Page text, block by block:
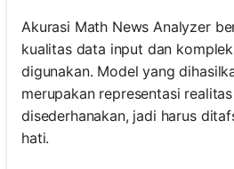
Akurasi Math News Analyzer
kualitas data input dan
digunakan. Model yang
merupakan representasi
disederhanakan, jadi harus
hati.